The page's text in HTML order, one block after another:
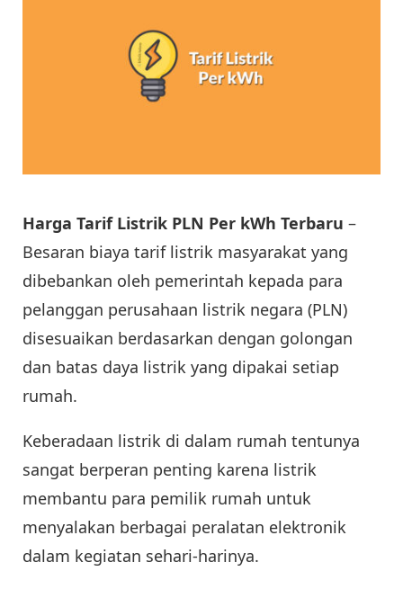
Harga Tarif Listrik PLN Per kWh Terbaru –
Besaran biaya tarif listrik masyarakat yang
dibebankan oleh pemerintah kepada para
pelanggan perusahaan listrik negara (PLN)
disesuaikan berdasarkan dengan golongan
dan batas daya listrik yang dipakai setiap
rumah.
Keberadaan listrik di dalam rumah tentunya
sangat berperan penting karena listrik
membantu para pemilik rumah untuk
menyalakan berbagai peralatan elektronik
dalam kegiatan sehari-harinya.